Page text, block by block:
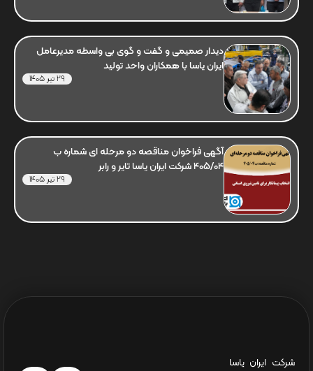
دیدار صمیمی و گفت و گوی بی واسطه مدیرعامل
ایران یاسا با همکاران واحد تولید
29 تیر 1405
آگهی فراخوان مناقصه دو مرحله ای شماره ب
405/04 شرکت ایران یاسا تایر و رابر
29 تیر 1405
شرکت ایران یاسا